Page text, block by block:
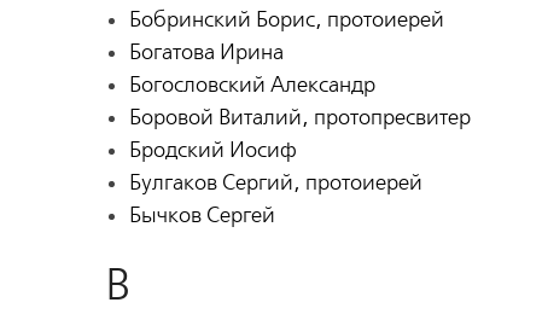
Бобринский Борис, протоиерей
Богатова Ирина
Богословский Александр
Боровой Виталий, протопресвитер
Бродский Иосиф
Булгаков Сергий, протоиерей
Бычков Сергей
В